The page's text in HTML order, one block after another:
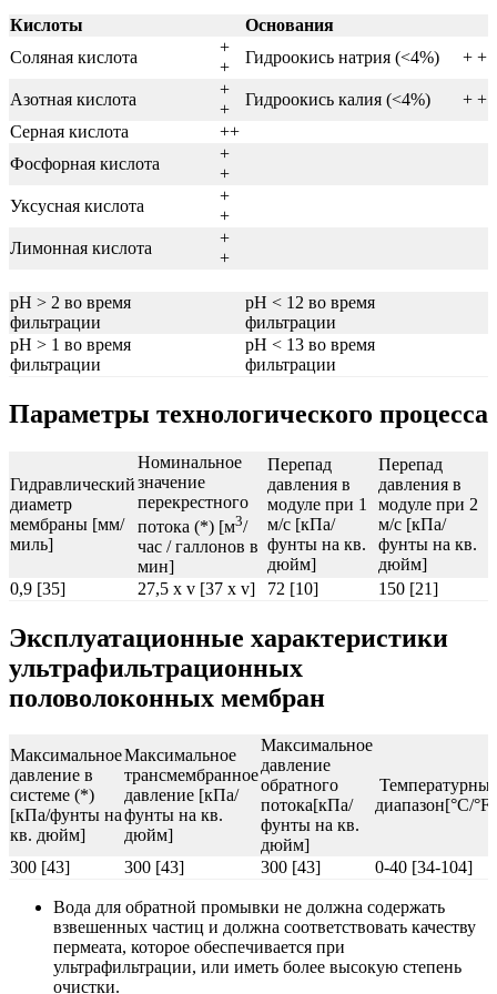
Кислоты
Основания
Соляная кислота
+
+
Гидроокись натрия (<4%) + +
Азотная кислота
+
+
Гидроокись калия (<4%)
+ +
Серная кислота
++
Фосфорная кислота
+
+
Уксусная кислота
+
+
Лимонная кислота
+
+
pH > 2 во время
фильтрации
pH < 12 во время
фильтрации
pH > 1 во время
фильтрации
pH < 13 во время
фильтрации
Параметры технологического процесса
Гидравлический
диаметр
мембраны [мм/
миль]
Номинальное
значение
перекрестного
потока (*) [м3/
час / галлонов в
мин]
Перепад
давления в
модуле при 1
м/с [кПа/
фунты на кв.
дюйм]
Перепад
давления в
модуле при 2
м/с [кПа/
фунты на кв.
дюйм]
0,9 [35]
27,5 x v [37 x v] 72 [10] 150 [21]
Эксплуатационные характеристики
ультрафильтрационных
половолоконных мембран
Максимальное
давление в
системе (*)
[кПа/фунты на
кв. дюйм]
Максимальное
трансмембранное
давление [кПа/
фунты на кв.
дюйм]
Максимальное
давление
обратного
потока[кПа/
фунты на кв.
дюйм]
диапазон[°C/°F]
300 [43] 300 [43] 300 [43] 0-40 [34-104]
Вода для обратной промывки не должна содержать
взвешенных частиц и должна соответствовать качеству
пермеата, которое обеспечивается при
ультрафильтрации, или иметь более высокую степень
очистки.